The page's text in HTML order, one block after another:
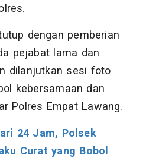
dengan pemberian
pejabat lama dan
dilanjutkan sesi foto
kebersamaan dan
Polres Empat Lawang.
24 Jam, Polsek
Curat yang Bobol